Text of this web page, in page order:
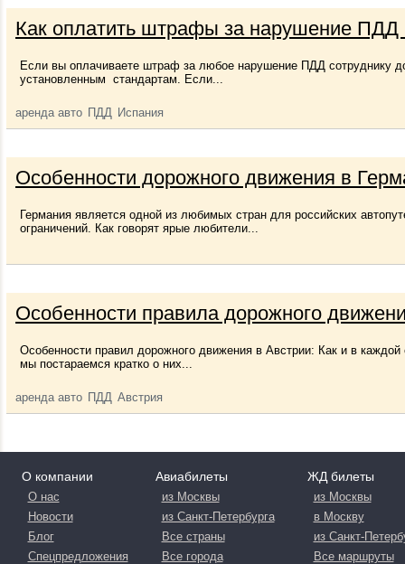
Как оплатить штрафы за нарушение ПДД
Если вы оплачиваете штраф за любое нарушение ПДД
установленным стандартам. Если...
аренда авто ПДД Испания
Особенности дорожного движения в
Германия является одной из любимых стран для российских
ограничений. Как говорят ярые любители...
Особенности правила дорожного
Особенности правил дорожного движения в Австрии: Как и в
мы постараемся кратко о них...
аренда авто ПДД Австрия
О компании
О нас
Новости
Блог
Спецпредложения
Авиабилеты
из Москвы
из Санкт-Петербурга
Все страны
Все города
ЖД билеты
из Москвы
в Москву
из Санкт-
Все маршруты